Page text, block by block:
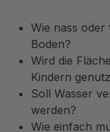
Wie nass
Boden?
Wird die
Kindern
Soll Wasser
werden?
Wie einfach